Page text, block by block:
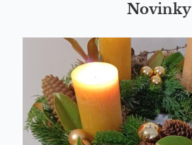
Novinky